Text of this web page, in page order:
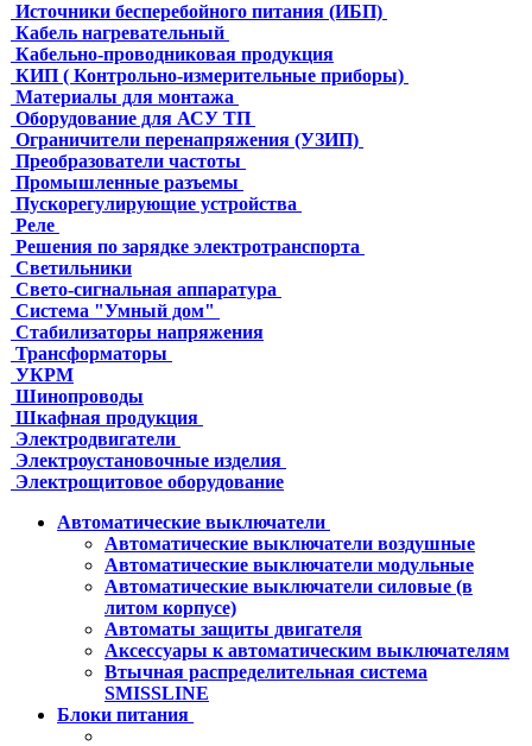
Источники бесперебойного питания (ИБП)
Кабель нагревательный
Кабельно-проводниковая продукция
КИП ( Контрольно-измерительные приборы)
Материалы для монтажа
Оборудование для АСУ ТП
Ограничители перенапряжения (УЗИП)
Преобразователи частоты
Промышленные разъемы
Пускорегулирующие устройства
Реле
Решения по зарядке электротранспорта
Светильники
Свето-сигнальная аппаратура
Система "Умный дом"
Стабилизаторы напряжения
Трансформаторы
УКРМ
Шинопроводы
Шкафная продукция
Электродвигатели
Электроустановочные изделия
Электрощитовое оборудование
Автоматические выключатели
Автоматические выключатели воздушные
Автоматические выключатели модульные
Автоматические выключатели силовые (в
литом корпусе)
Автоматы защиты двигателя
Аксессуары к автоматическим выключателям
Втычная распределительная система
SMISSLINE
Блоки питания